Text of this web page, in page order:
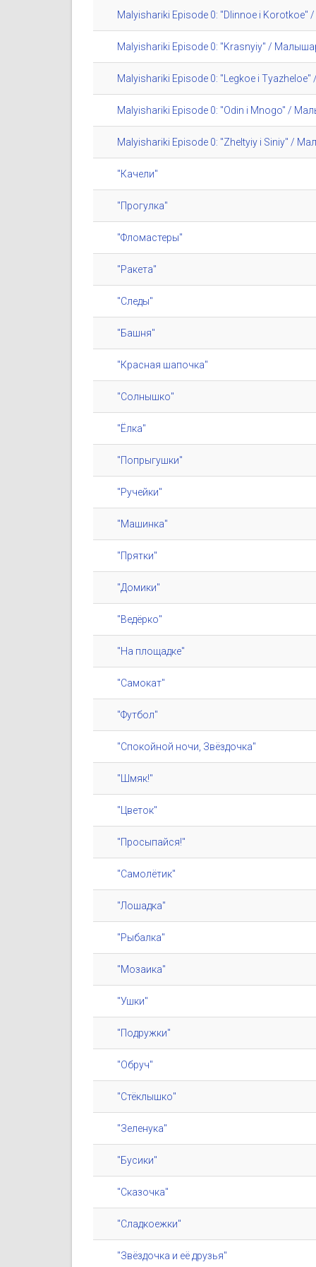
Malyishariki Episode 0: "Dlinnoe i
Malyishariki Episode 0: "Krasnyiy" /
Malyishariki Episode 0: "Legkoe i
Malyishariki Episode 0: "Odin i Mnogo" /
Malyishariki Episode 0: "Zheltyiy i Siniy" /
"Качели"
"Прогулка"
"Фломастеры"
"Ракета"
"Следы"
"Башня"
"Красная шапочка"
"Солнышко"
"Ёлка"
"Попрыгушки"
"Ручейки"
"Машинка"
"Прятки"
"Домики"
"Ведёрко"
"На площадке"
"Самокат"
"Футбол"
"Спокойной ночи, Звёздочка"
"Шмяк!"
"Цветок"
"Просыпайся!"
"Самолётик"
"Лошадка"
"Рыбалка"
"Мозаика"
"Ушки"
"Подружки"
"Обруч"
"Стёклышко"
"Зеленука"
"Бусики"
"Сказочка"
"Сладкоежки"
"Звёздочка и её друзья"